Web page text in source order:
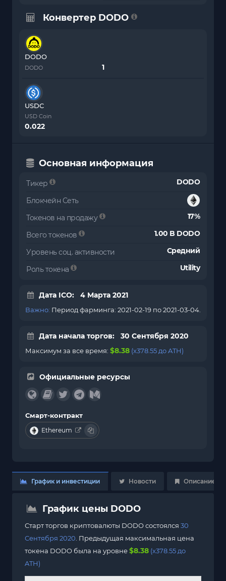
Конвертер DODO
DODO
DODO
USDC
USD Coin
0.022
Основная информация
Тикер DODO
Блокчейн Сеть
Токенов на продажу
17%
Всего токенов 1.00 B DODO
Уровень соц. активности Средний
Роль токена Utility
Дата ICO: 4 Марта 2021
Важно: Период фарминга: 2021-02-19 по 2021-03-04.
Дата начала торгов: 30 Сентября 2020
Максимум за все время: $8.38 (x378.55 до ATH)
Официальные ресурсы
Смарт-контракт
Ethereum
График и инвестиции Новости Описание
График цены DODO
Старт торгов криптовалюты DODO состоялся 30
Сентября 2020 . Предыдущая максимальная цена
токена DODO была на уровне$8.38 (x378.55 до
ATH)